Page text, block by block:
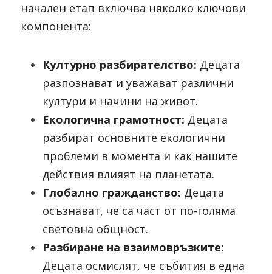
начален етап включва няколко ключови
компонента:
Културно разбирателство: Децата
разпознават и уважават различни
култури и начини на живот.
Екологична грамотност: Децата
разбират основните екологични
проблеми в момента и как нашите
действия влияят на планетата.
Глобално гражданство: Децата
осъзнават, че са част от по-голяма
световна общност.
Децата осмислят, че събития в една